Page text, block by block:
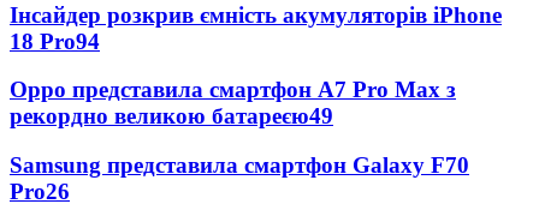
Інсайдер розкрив ємність акумуляторів iPhone
18 Pro94
Oppo представила смартфон A7 Pro Max з
рекордно великою батареєю49
Samsung представила смартфон Galaxy F70
Pro26